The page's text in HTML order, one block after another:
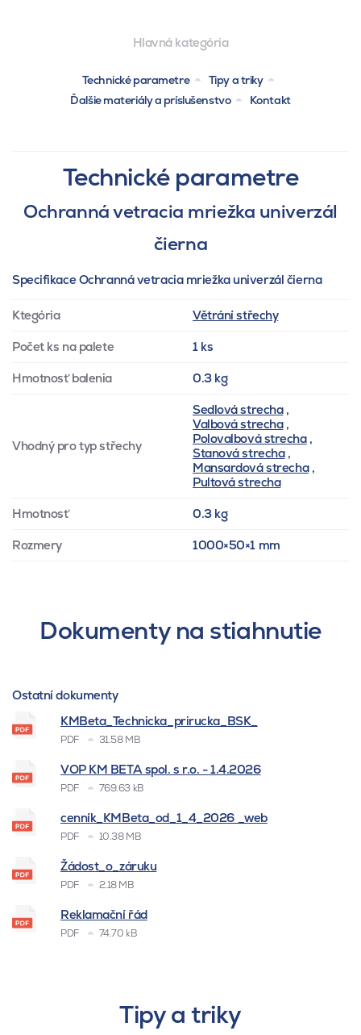
Hlavná kategória
Technické parametre
Tipy a triky
Ďalšie materiály a príslušenstvo
Kontakt
Technické parametre
Ochranná vetracia mriežka univerzál
čierna
Specifikace Ochranná vetracia mriežka univerzál čierna
Ktegória Větrání střechy
Počet ks na palete 1 ks
Hmotnosť balenia 0.3 kg
Vhodný pro typ střechy
Sedlová strecha,
Valbová strecha,
Polovalbová strecha,
Stanová strecha,
Mansardová strecha,
Pultová strecha
Hmotnosť 0.3 kg
Rozmery 1000×50×1 mm
Dokumenty na stiahnutie
Ostatní dokumenty
KMBeta_Technicka_prirucka_BSK_
PDF 31.58 MB
VOP KM BETA spol. s r.o. - 1.4.2026
PDF 769.63 kB
cenník_KMBeta_od_1_4_2026 _web
PDF 10.38 MB
Žádost_o_záruku
PDF 2.18 MB
Reklamační řád
PDF 74.70 kB
Tipy a triky